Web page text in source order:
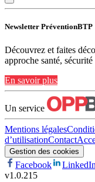
Newsletter PréventionBTP
Découvrez et faites
approche santé,
En savoir plus
Un service
Mentions légales
d’utilisationContact
Gestion des cookies
Facebook LinkedIn
v1.0.215